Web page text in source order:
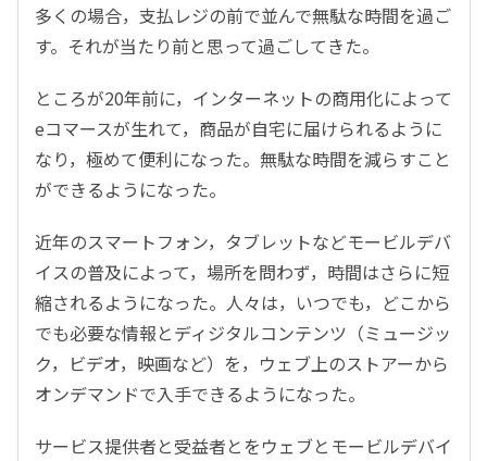
多くの場合，支払レジの前で並んで無駄な時間を過ご
す。それが当たり前と思って過ごしてきた。
ところが20年前に，インターネットの商用化によって
eコマースが生れて，商品が自宅に届けられるように
なり，極めて便利になった。無駄な時間を減らすこと
ができるようになった。
近年のスマートフォン，タブレットなどモービルデバ
イスの普及によって，場所を問わず，時間はさらに短
縮されるようになった。人々は，いつでも，どこから
でも必要な情報とディジタルコンテンツ（ミュージッ
ク，ビデオ，映画など）を，ウェブ上のストアーから
オンデマンドで入手できるようになった。
サービス提供者と受益者とをウェブとモービルデバイ